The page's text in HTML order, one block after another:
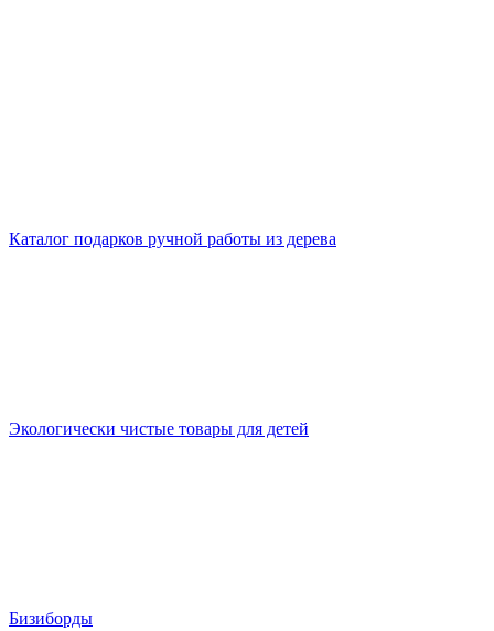
Каталог подарков ручной работы из дерева
Экологически чистые товары для детей
Бизиборды